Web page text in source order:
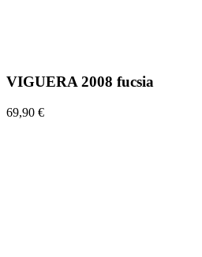
VIGUERA 2008 fucsia
69,90 €